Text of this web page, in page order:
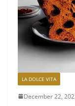
LA DOLCE VITA
December 22,